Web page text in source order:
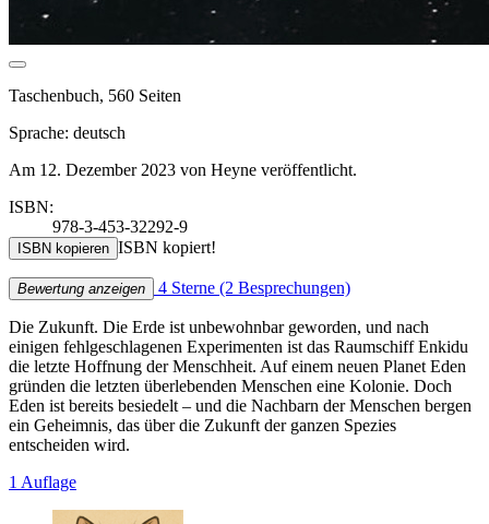
Taschenbuch, 560 Seiten
Sprache: deutsch
Am 12. Dezember 2023 von Heyne veröffentlicht.
ISBN:
978-3-453-32292-9
ISBN kopieren ISBN kopiert!
Bewertung anzeigen 4 Sterne (2 Besprechungen)
Die Zukunft. Die Erde ist unbewohnbar geworden, und nach
einigen fehlgeschlagenen Experimenten ist das Raumschiff Enkidu
die letzte Hoffnung der Menschheit. Auf einem neuen Planet Eden
gründen die letzten überlebenden Menschen eine Kolonie. Doch
Eden ist bereits besiedelt – und die Nachbarn der Menschen bergen
ein Geheimnis, das über die Zukunft der ganzen Spezies
entscheiden wird.
1 Auflage